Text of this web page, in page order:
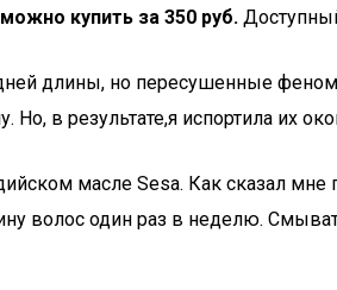
купить за 350 руб.
длины, но пересушенные
в результате,я испортила их
масле Sesa. Как сказал
волос один раз в неделю.